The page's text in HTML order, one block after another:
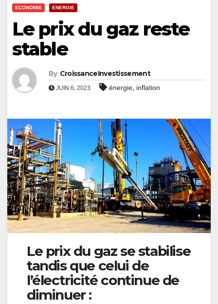
ECONOMIE ENERGIE
Le prix du gaz reste
stable
By CroissanceInvestissement
JUIN 6, 2023 énergie, inflation
Le prix du gaz se stabilise
tandis que celui de
l’électricité continue de
diminuer :